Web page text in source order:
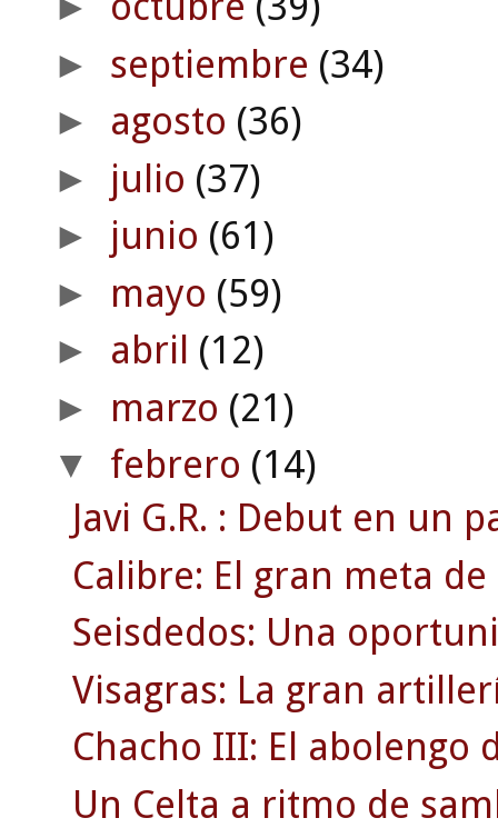
► septiembre (34)
► agosto (36)
► julio (37)
► junio (61)
► mayo (59)
► abril (12)
► marzo (21)
▼ febrero (14)
Javi G.R. : Debut en un
Calibre: El gran meta
Seisdedos: Una
Visagras: La gran
Chacho III: El
Un Celta a ritmo de